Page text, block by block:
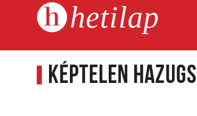
hetilap
Képtelen